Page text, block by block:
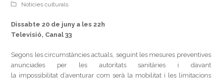
Notícies culturals
Dissabte 20 de juny a les 22h
Televisió, Canal 33
Segons les circumstàncies actuals, seguint les mesures preventives
anunciades per les autoritats sanitàries i davant
la impossibilitat d’aventurar com serà la mobilitat i les limitacions